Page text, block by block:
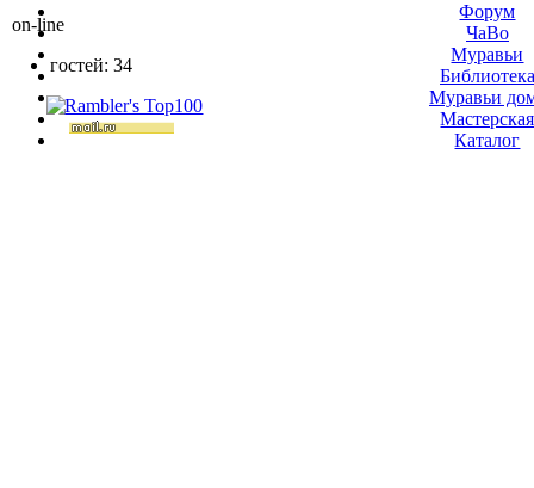
on-line
гостей: 34
Форум
ЧаВо
Муравьи
Библиотека
Муравьи
Мастерская
Каталог